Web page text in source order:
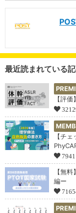
最近読まれている
【評
【チ
【無
編ー